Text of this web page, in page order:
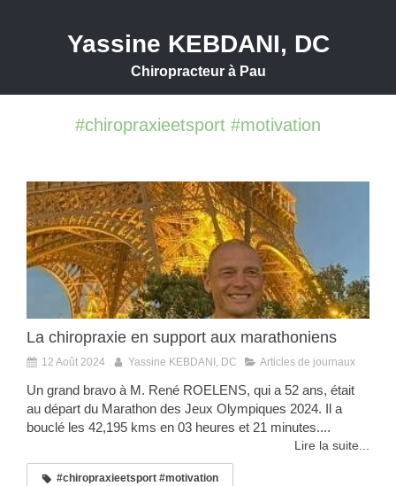
Yassine KEBDANI, DC
Chiropracteur à Pau
#chiropraxieetsport #motivation
La chiropraxie en support aux marathoniens
12 Août 2024 Yassine KEBDANI, DC Articles de journaux
Un grand bravo à M. René ROELENS, qui a 52 ans, était
au départ du Marathon des Jeux Olympiques 2024. Il a
bouclé les 42,195 kms en 03 heures et 21 minutes....
Lire la suite...
#chiropraxieetsport #motivation